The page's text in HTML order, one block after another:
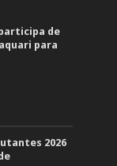
de
para
2026